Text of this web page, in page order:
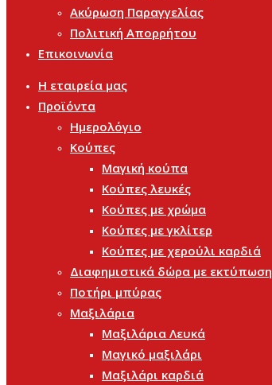
Ακύρωση Παραγγελίας
Πολιτική Απορρήτου
Επικοινωνία
Η εταιρεία μας
Προϊόντα
Ημερολόγιο
Κούπες
Μαγική κούπα
Κούπες λευκές
Κούπες με χρώμα
Κούπες με γκλίτερ
Κούπες με χερούλι καρδιά
Διαφημιστικά δώρα με εκτύπωση
Ποτήρι μπύρας
Μαξιλάρια
Μαξιλάρια Λευκά
Μαγικό μαξιλάρι
Μαξιλάρι καρδιά